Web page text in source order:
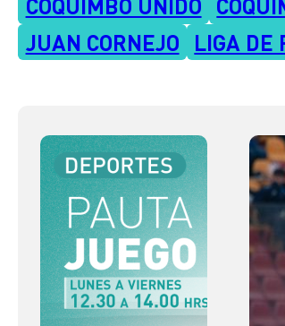
COQUIMBO UNIDO
JUAN CORNEJO
LIGA DE